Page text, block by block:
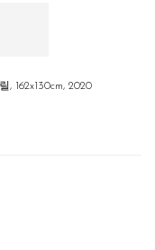
, 162x130cm, 2020